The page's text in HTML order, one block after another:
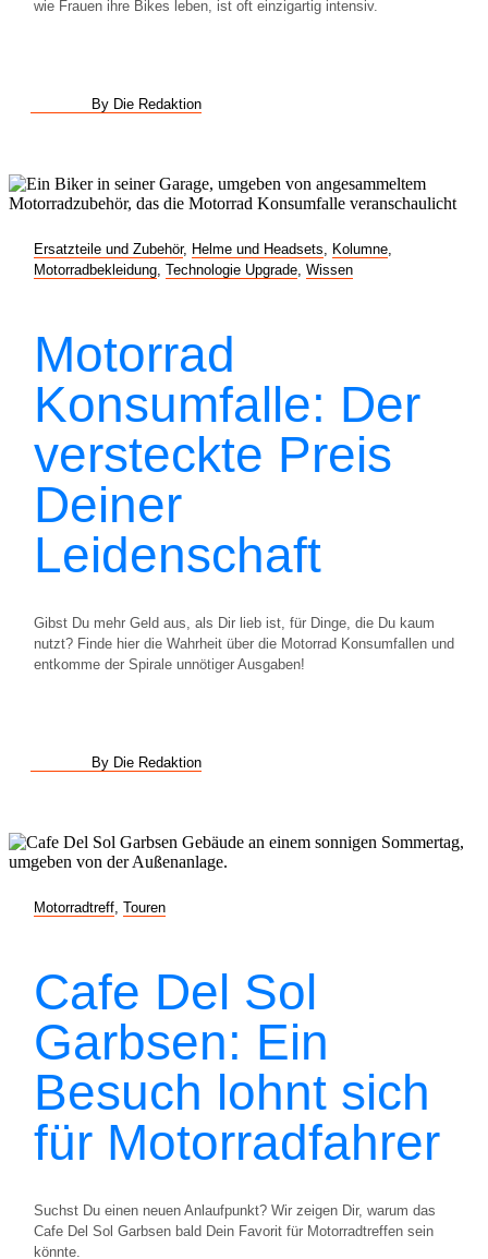
wie Frauen ihre Bikes leben, ist oft einzigartig intensiv.
By Die Redaktion
Ersatzteile und Zubehör, Helme und Headsets Kolumne
Motorradbekleidung Technologie Upgrade Wissen
Motorrad
Konsumfalle: Der
versteckte Preis
Deiner
Leidenschaft
Gibst Du mehr Geld aus, als Dir lieb ist, für Dinge, die Du kaum
nutzt? Finde hier die Wahrheit über die Motorrad Konsumfallen und
entkomme der Spirale unnötiger Ausgaben!
By Die Redaktion
Motorradtreff Touren
Cafe Del Sol
Garbsen: Ein
Besuch lohnt sich
für Motorradfahrer
Suchst Du einen neuen Anlaufpunkt? Wir zeigen Dir, warum das
Cafe Del Sol Garbsen bald Dein Favorit für Motorradtreffen sein
könnte.